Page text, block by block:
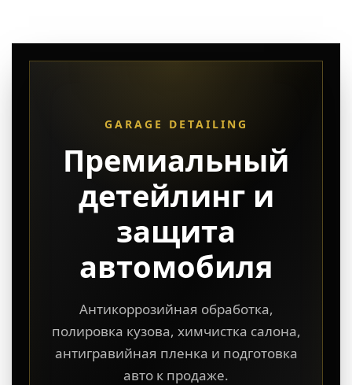
GARAGE DETAILING
Премиальный
детейлинг и
защита
автомобиля
Антикоррозийная обработка,
полировка кузова, химчистка салона,
антигравийная пленка и подготовка
авто к продаже.